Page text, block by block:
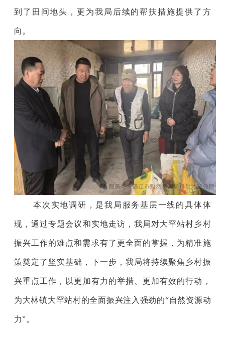
到了田间地头，更 为我局 后续的帮扶措施提供了 方
向 。
本次实地调研 ，是我局 服务基层一线的具体体
现，通过专题会议和实地走访，我局对大罕站村乡村
振兴工作的难点和需求有了更全面的掌握，为精准施
策奠定了坚实基础，下一步， 我局将持续聚焦 乡村振
兴重点工作 ，以更加有力的举措、更加有效的行动，
为大林镇大罕站村的全面振兴注入强劲的“自然资源动
力”。